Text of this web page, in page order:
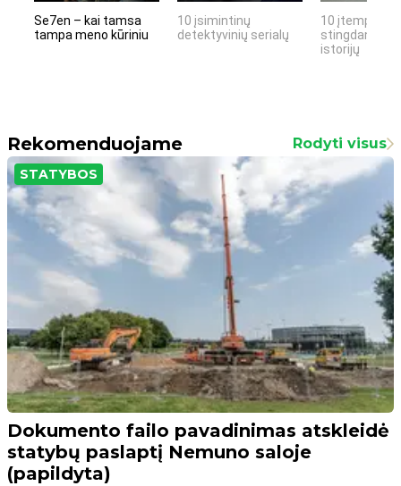
Se7en – kai tamsa
tampa meno kūriniu
10 įsimintinų
detektyvinių serialų
10 įtemptų,
stingdančių
istorijų
Rekomenduojame Rodyti visus
STATYBOS
Dokumento failo pavadinimas atskleidė
statybų paslaptį Nemuno saloje
(papildyta)